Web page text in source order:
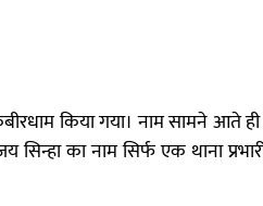
किया गया। नाम सामने आते ही
का नाम सिर्फ एक थाना